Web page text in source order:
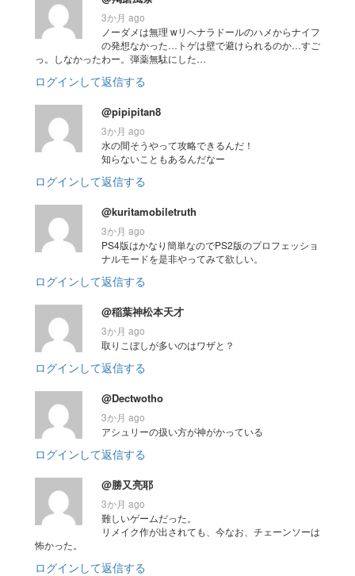
3か月 ago
ノーダメは無理 wリヘナラドールのハメからナイフ
の発想なかった…トゲは壁で避けられるのか…すご
っ。しなかったわー。弾薬無駄にした…
ログインして返信する
@pipipitan8
3か月 ago
水の間そうやって攻略できるんだ！
知らないこともあるんだなー
ログインして返信する
@kuritamobiletruth
3か月 ago
PS4版はかなり簡単なのでPS2版のプロフェッショ
ナルモードを是非やってみて欲しい。
ログインして返信する
@稲葉神松本天才
3か月 ago
取りこぼしが多いのはワザと？
ログインして返信する
@Dectwotho
3か月 ago
アシュリーの扱い方が神がかっている
ログインして返信する
@勝又亮耶
3か月 ago
難しいゲームだった。
リメイク作が出されても、今なお、チェーンソーは
怖かった。
ログインして返信する